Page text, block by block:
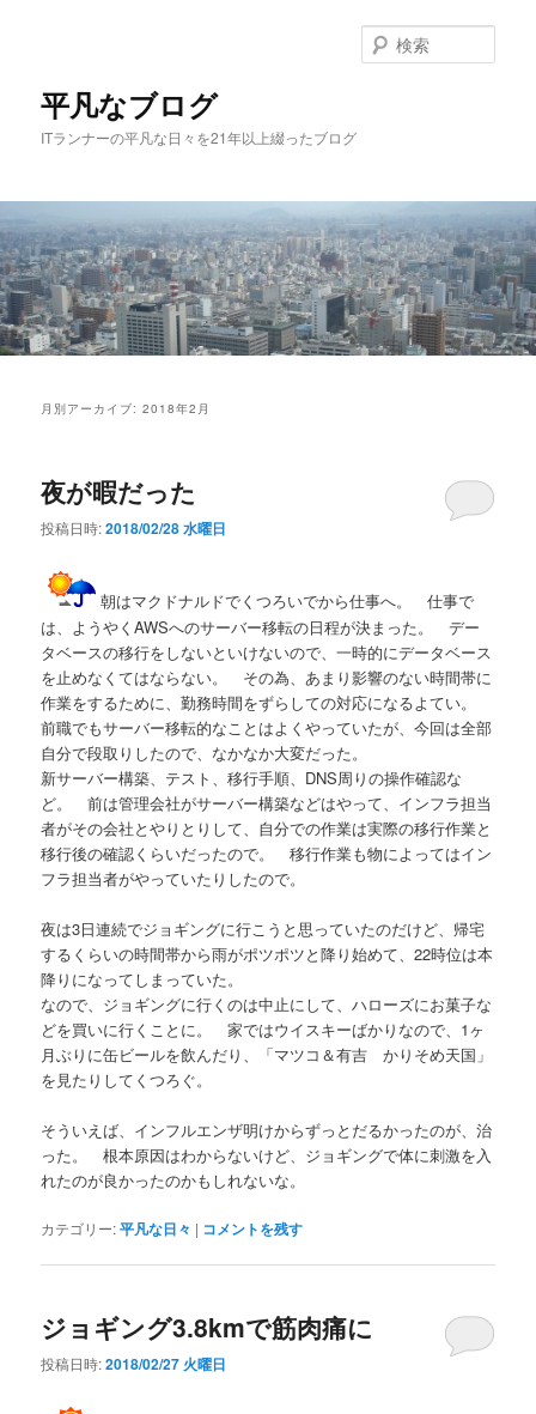
移
動
動
平凡なブログ
ITランナーの平凡な日々を21年以上綴ったブログ
索
月別アーカイブ:2018年2月
夜が暇だった
投稿日時:2018/02/28 水曜日
朝はマクドナルドでくつろいでから仕事へ。 仕事で
は、ようやくAWSへのサーバー移転の日程が決まった。 デー
タベースの移行をしないといけないので、一時的にデータベース
を止めなくてはならない。 その為、あまり影響のない時間帯に
作業をするために、勤務時間をずらしての対応になるよてい。
前職でもサーバー移転的なことはよくやっていたが、今回は全部
自分で段取りしたので、なかなか大変だった。
新サーバー構築、テスト、移行手順、DNS周りの操作確認な
ど。 前は管理会社がサーバー構築などはやって、インフラ担当
者がその会社とやりとりして、自分での作業は実際の移行作業と
移行後の確認くらいだったので。 移行作業も物によってはイン
フラ担当者がやっていたりしたので。
夜は3日連続でジョギングに行こうと思っていたのだけど、帰宅
するくらいの時間帯から雨がポツポツと降り始めて、22時位は本
降りになってしまっていた。
なので、ジョギングに行くのは中止にして、ハローズにお菓子な
どを買いに行くことに。 家ではウイスキーばかりなので、1ヶ
月ぶりに缶ビールを飲んだり、「マツコ＆有吉 かりそめ天国」
を見たりしてくつろぐ。
そういえば、インフルエンザ明けからずっとだるかったのが、治
った。 根本原因はわからないけど、ジョギングで体に刺激を入
れたのが良かったのかもしれないな。
カテゴリー:平凡な日々 | コメントを残す
ジョギング3.8kmで筋肉痛に
投稿日時:2018/02/27 火曜日